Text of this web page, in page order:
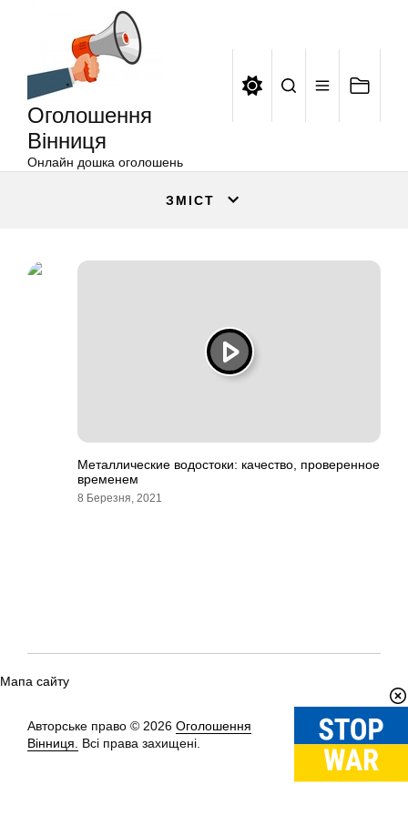
Оголошення
Вінниця
Онлайн дошка оголошень
ЗМІСТ
Металлические водостоки: качество, проверенное
временем
8 Березня, 2021
Мапа сайту
Авторське право © 2026 Оголошення
Вінниця.
Всі права захищені.
Вгору↑